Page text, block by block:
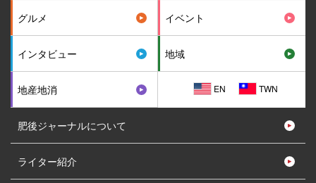
グルメ イベント
インタビュー 地域
地産地消 EN TWN
肥後ジャーナルについて
ライター紹介